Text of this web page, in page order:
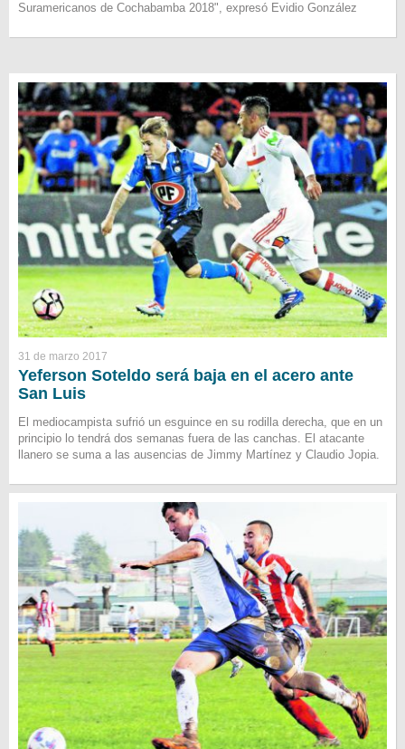
Suramericanos de Cochabamba 2018", expresó Evidio González
31 de marzo 2017
Yeferson Soteldo será baja en el acero ante
San Luis
El mediocampista sufrió un esguince en su rodilla derecha, que en un
principio lo tendrá dos semanas fuera de las canchas. El atacante
llanero se suma a las ausencias de Jimmy Martínez y Claudio Jopia.